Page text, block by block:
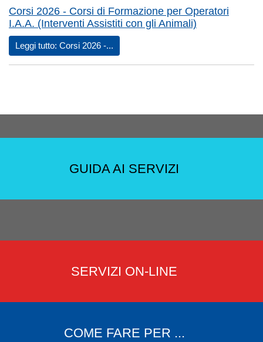
Corsi 2026 - Corsi di Formazione per Operatori
I.A.A. (Interventi Assistiti con gli Animali)
Leggi tutto: Corsi 2026 -...
GUIDA AI SERVIZI
SERVIZI ON-LINE
COME FARE PER ...